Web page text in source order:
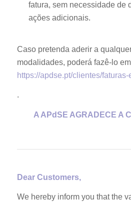
fatura, sem necessidade de
ações adicionais.
Caso pretenda aderir a
modalidades, poderá fazê-lo
https://apdse.pt/clientes/
.
A APdSE AGRADECE A
Dear Customers,
We hereby inform you that the